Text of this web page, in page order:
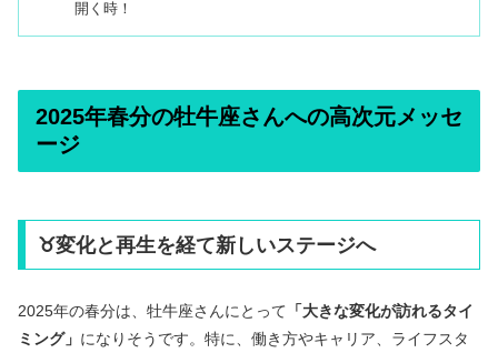
開く時！
2025年春分の牡牛座さんへの高次元メッセ
ージ
♉️変化と再生を経て新しいステージへ
2025年の春分は、牡牛座さんにとって 「大きな変化が訪れるタイ
ミング」 になりそうです。特に、働き方やキャリア、ライフスタ